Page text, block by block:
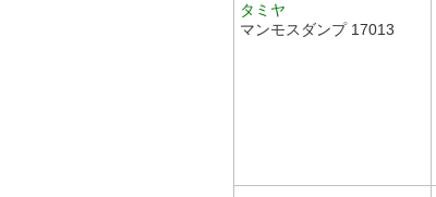
タミヤ
マンモスダンプ 17013